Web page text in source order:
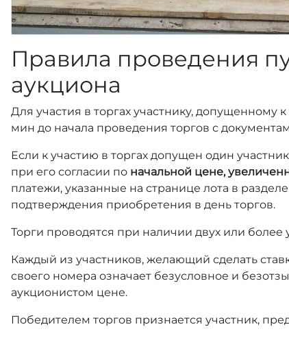
Правила проведения
аукциона
Для участия в торгах участнику, допущенному
мин до начала проведения торгов с
Если к участию в торгах допущен один
при его согласии по начальной цене,
платежи, указанные на странице лота в
подтверждения приобретения в день торгов.
Торги проводятся при наличии двух или более
Каждый из участников, желающий сделать
своего номера означает безусловное и
аукционистом цене.
Победителем торгов признается участник,